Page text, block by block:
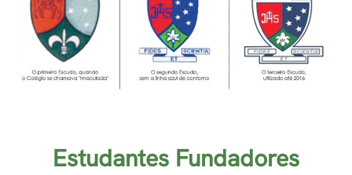
Estudantes Fundadores